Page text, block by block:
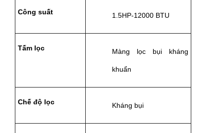
Công suất 1.5HP-12000 BTU
Tấm lọc Màng lọc bụi kháng
khuẩn
Chế độ lọc Kháng bụi